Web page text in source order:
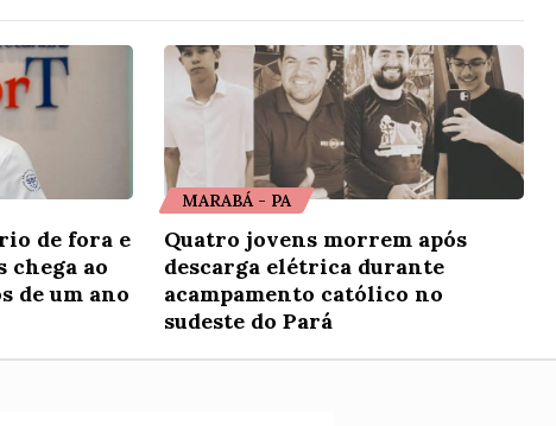
de fora e
chega ao
de um ano
MARABÁ - PA
Quatro jovens morrem após
descarga elétrica durante
acampamento católico no
sudeste do Pará